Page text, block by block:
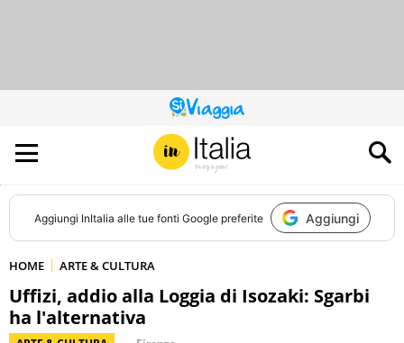
QUESTO
SITO
CONTRIBUISCE
ALL’AUDIENCE
DI
Aggiungi InItalia alle tue fonti Google preferite Aggiungi
HOME ARTE & CULTURA
Uffizi, addio alla Loggia di Isozaki: Sgarbi
ha l'alternativa